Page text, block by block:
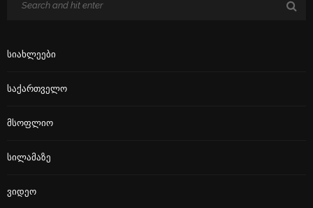
Სიახლეები
Საქართველო
Მსოფლიო
Სილამაზე
Ვიდეო